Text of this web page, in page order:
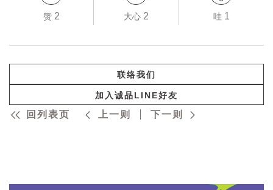
赞 2 大心 2 哇 1
联络我们
加入诚品LINE好友
回列表页 上一则 下一则